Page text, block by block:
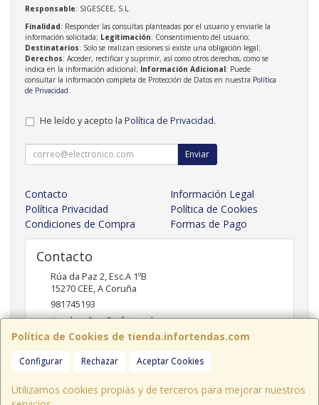
Política de Cookies de tienda.infortendas.com
Configurar Rechazar Aceptar Cookies
Utilizamos cookies propias y de terceros para mejorar nuestros
Responsable: SIGESCEE, S.L.
Finalidad: Responder las consultas planteadas por el usuario y enviarle la
información solicitada; Legitimación: Consentimiento del usuario;
Destinatarios: Solo se realizan cesiones si existe una obligación legal;
Derechos: Acceder, rectificar y suprimir, así como otros derechos, como se
indica en la información adicional; Información Adicional: Puede
consultar la información completa de Protección de Datos en nuestra Política
de Privacidad
He leído y acepto la Política de Privacidad.
Enviar
Contacto
Información Legal
Política Privacidad
Política de Cookies
Condiciones de Compra
Formas de Pago
Contacto
Rúa da Paz 2, Esc.A 1ºB
15270 CEE,A Coruña
981745193
tiendaonline@infortendas.com
Horario
09:00 - 20:00